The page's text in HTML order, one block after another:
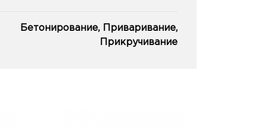
Бетонирование, Приваривание,
Прикручивание